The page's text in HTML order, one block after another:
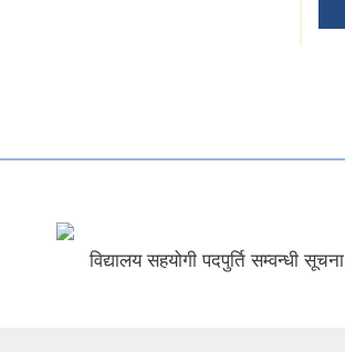
विद्यालय सहयोगी पदपुर्ति सम्वन्धी सूचना